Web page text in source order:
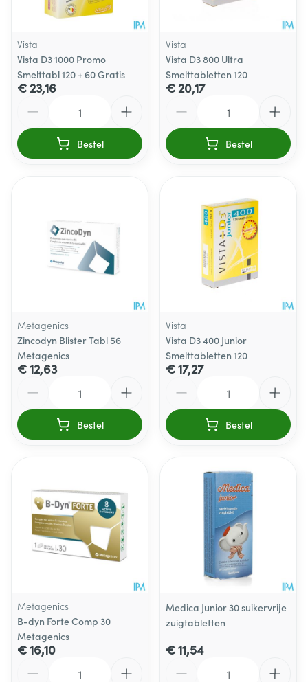
Vista
Vista D3 1000 Promo
Smelttabl 120 + 60 Gratis
€ 23,16
Bestel
Vista
Vista D3 800 Ultra
Smelttabletten 120
€ 20,17
Bestel
Metagenics
Zincodyn Blister Tabl 56
Metagenics
€ 12,63
Bestel
Vista
Vista D3 400 Junior
Smelttabletten 120
€ 17,27
Bestel
Metagenics
B-dyn Forte Comp 30
Metagenics
€ 16,10
Medica Junior 30 suikervrije
zuigtabletten
€ 11,54